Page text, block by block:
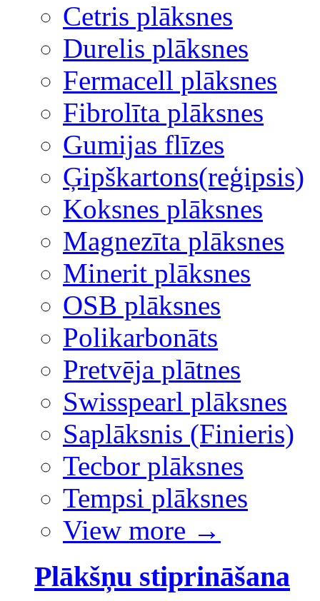
Cetris plāksnes
Durelis plāksnes
Fermacell plāksnes
Fibrolīta plāksnes
Gumijas flīzes
Ģipškartons(reģipsis)
Koksnes plāksnes
Magnezīta plāksnes
Minerit plāksnes
OSB plāksnes
Polikarbonāts
Pretvēja plātnes
Swisspearl plāksnes
Saplāksnis (Finieris)
Tecbor plāksnes
Tempsi plāksnes
View more →
Plākšņu stiprināšana